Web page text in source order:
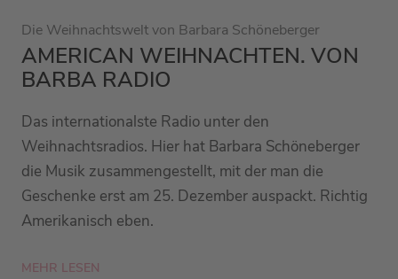
Die Weihnachtswelt von Barbara Schöneberger
AMERICAN WEIHNACHTEN. VON
BARBA RADIO
Das internationalste Radio unter den
Weihnachtsradios. Hier hat Barbara Schöneberger
die Musik zusammengestellt, mit der man die
Geschenke erst am 25. Dezember auspackt. Richtig
Amerikanisch eben.
MEHR LESEN